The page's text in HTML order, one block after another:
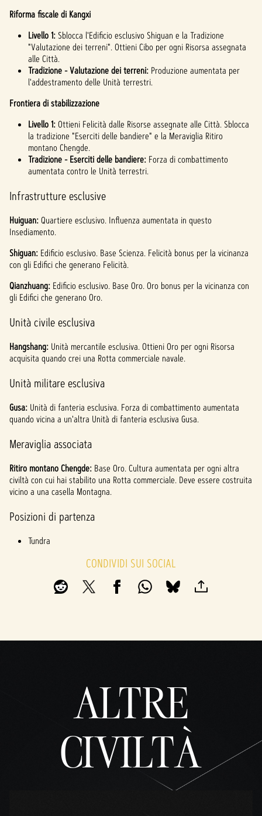
Riforma fiscale di Kangxi
Livello 1: Sblocca l'Edificio esclusivo Shiguan e la Tradizione
"Valutazione dei terreni". Ottieni Cibo per ogni Risorsa assegnata
alle Città.
Tradizione - Valutazione dei terreni: Produzione aumentata per
l'addestramento delle Unità terrestri.
Frontiera di stabilizzazione
Livello 1:Ottieni Felicità dalle Risorse assegnate alle Città. Sblocca
la tradizione "Eserciti delle bandiere" e la Meraviglia Ritiro
montano Chengde.
Tradizione - Eserciti delle bandiere: Forza di combattimento
aumentata contro le Unità terrestri.
Infrastrutture esclusive
Huiguan:Quartiere esclusivo. Influenza aumentata in questo
Insediamento.
Shiguan: Edificio esclusivo. Base Scienza. Felicità bonus per la vicinanza
con gli Edifici che generano Felicità.
Qianzhuang: Edificio esclusivo. Base Oro. Oro bonus per la vicinanza con
gli Edifici che generano Oro.
Unità civile esclusiva
Hangshang: Unità mercantile esclusiva. Ottieni Oro per ogni Risorsa
acquisita quando crei una Rotta commerciale navale.
Unità militare esclusiva
Gusa: Unità di fanteria esclusiva. Forza di combattimento aumentata
quando vicina a un'altra Unità di fanteria esclusiva Gusa.
Meraviglia associata
Ritiro montano Chengde: Base Oro. Cultura aumentata per ogni altra
civiltà con cui hai stabilito una Rotta commerciale. Deve essere costruita
vicino a una casella Montagna.
Posizioni di partenza
Tundra
CONDIVIDI SUI SOCIAL
ALTRE
CIVILTÀ